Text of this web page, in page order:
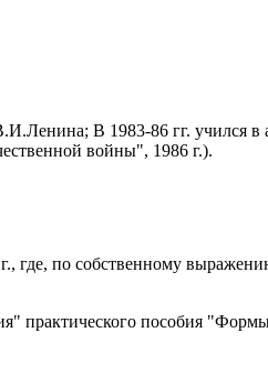
В 1983-86 гг. учился в
войны", 1986 г.).
где, по собственному
практического пособия